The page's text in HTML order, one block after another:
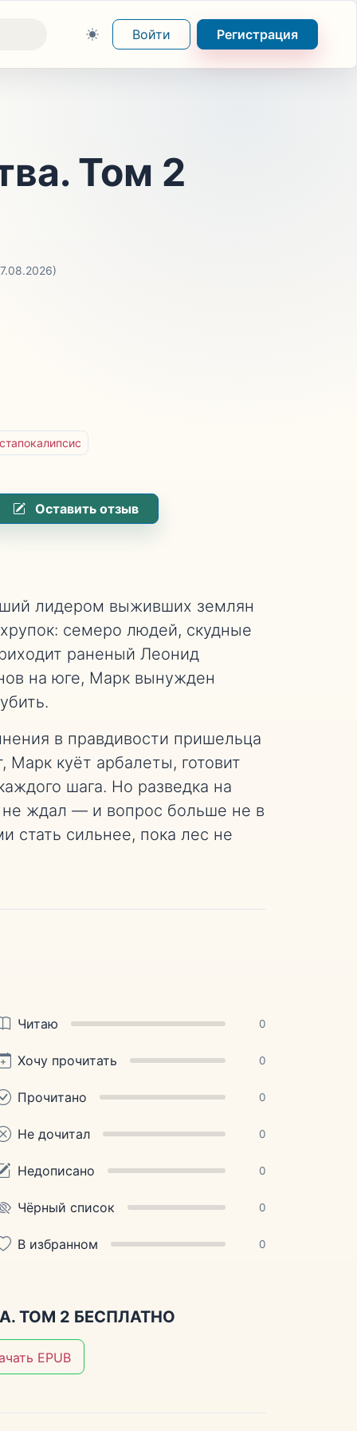
Войти Регистрация
Том 2
Оставить отзыв
лидером выживших землян
семеро людей, скудные
раненый Леонид
на юге, Марк вынужден
в правдивости пришельца
Марк куёт арбалеты, готовит
шага. Но разведка на
не ждал — и вопрос больше не в
стать сильнее, пока лес не
Читаю 0
Хочу прочитать 0
Прочитано 0
Не дочитал 0
Недописано 0
Чёрный список 0
В избранном 0
ТОМ 2 БЕСПЛАТНО
EPUB